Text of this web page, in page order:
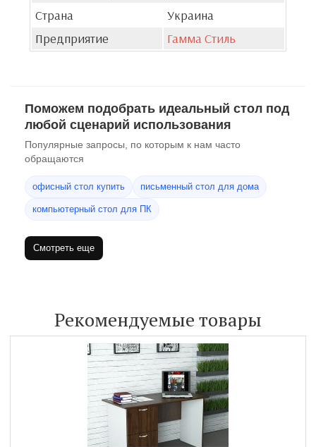
Страна
Украина
Предприятие
Гамма Стиль
Поможем подобрать идеальный стол под
любой сценарий использования
Популярные запросы, по которым к нам часто
обращаются
офисный стол купить письменный стол для дома
компьютерный стол для ПК
Смотреть еще
Рекомендуемые товары